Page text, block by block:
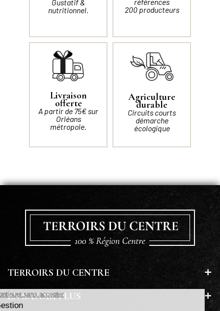
Gustatif &
nutritionnel.
200 producteurs
Livraison
offerte
A partir de 75€ sur
Orléans
métropole.
Agriculture
durable
Circuits courts
démarche
écologique
TERROIRS DU CENTRE
EN SAVOIR PLUS